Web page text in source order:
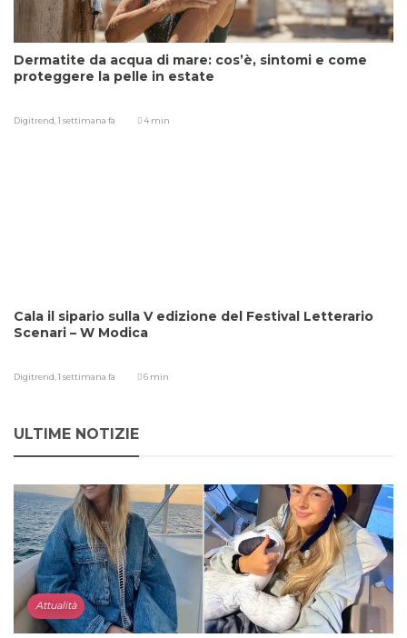
Dermatite da acqua di mare: cos’è, sintomi e come
proteggere la pelle in estate
Digitrend,1 settimana fa 4 min
Cala il sipario sulla V edizione del Festival Letterario
Scenari – W Modica
Digitrend,1 settimana fa 6 min
ULTIME NOTIZIE
Attualità